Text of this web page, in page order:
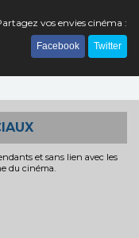
vos envies cinéma :
Facebook Twitter
et sans lien avec les
du cinéma.